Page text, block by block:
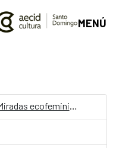
MENÚ
Convocatoria Derecho de vida: Miradas ecofeministas en el arte dominicano